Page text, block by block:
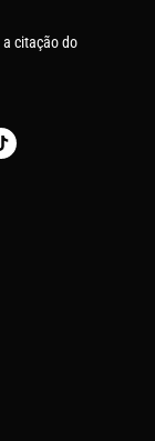
citação do